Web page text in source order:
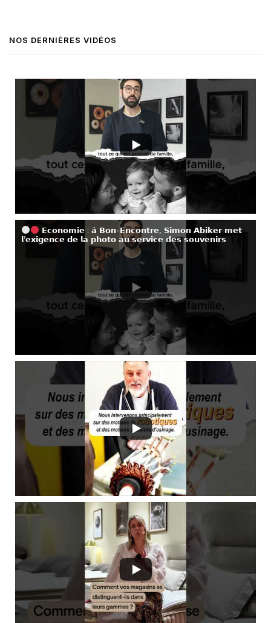
NOS DERNIÈRES VIDÉOS
𝗘𝗰𝗼𝗻𝗼𝗺𝗶𝗲 : 𝗮̀ 𝗕𝗼𝗻-𝗘𝗻𝗰𝗼𝗻𝘁𝗿𝗲, 𝗦𝗶𝗺𝗼𝗻 𝗔𝗯𝗶𝗸𝗲𝗿 𝗺𝗲𝘁
𝗹’𝗲𝘅𝗶𝗴𝗲𝗻𝗰𝗲 𝗱𝗲 𝗹𝗮 𝗽𝗵𝗼𝘁𝗼 𝗮𝘂 𝘀𝗲𝗿𝘃𝗶𝗰𝗲 𝗱𝗲𝘀 𝘀𝗼𝘂𝘃𝗲𝗻𝗶𝗿𝘀